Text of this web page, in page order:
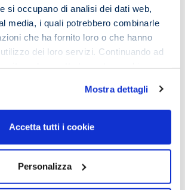
si occupano di analisi dei dati web,
media, i quali potrebbero combinarle
che ha fornito loro o che hanno
dei loro servizi. Continuando ad
Mostra dettagli
Accetta tutti i cookie
Personalizza
l’obiettivo di lettura veloce.
che hai letto e vuoi approfondire?
sulle tecniche di lettura veloce e